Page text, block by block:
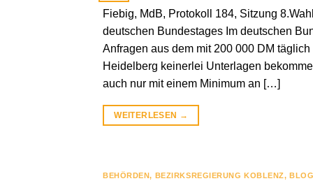
Fiebig, MdB, Protokoll 184, Sitzung
deutschen Bundestages Im deutschen
Anfragen aus dem mit 200 000 DM
Heidelberg keinerlei Unterlagen
auch nur mit einem Minimum an […]
WEITERLESEN →
BEHÖRDEN, BEZIRKSREGIERUNG KOBLENZ,